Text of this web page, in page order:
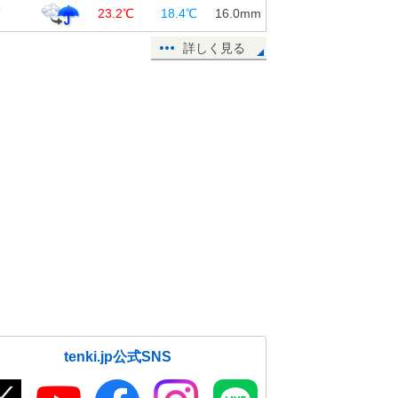
23.2℃ 18.4℃ 16.0mm
詳しく見る
tenki.jp公式SNS